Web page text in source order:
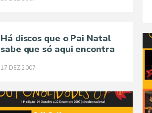
Há discos que o Pai Natal
sabe que só aqui encontra
17 DEZ 2007